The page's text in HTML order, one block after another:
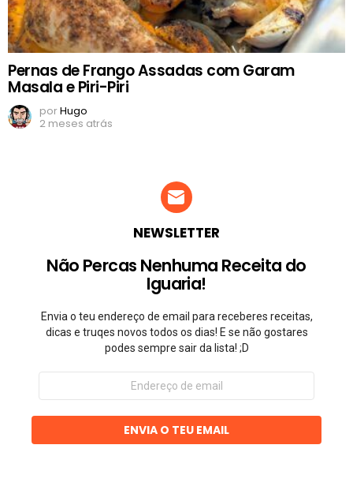
Pernas de Frango Assadas com Garam
Masala e Piri-Piri
porHugo
2 meses atrás
NEWSLETTER
Não Percas Nenhuma Receita do
Iguaria!
Envia o teu endereço de email para receberes receitas,
dicas e truqes novos todos os dias! E se não gostares
podes sempre sair da lista! ;D
Endereço
email
ENVIA O TEU EMAIL